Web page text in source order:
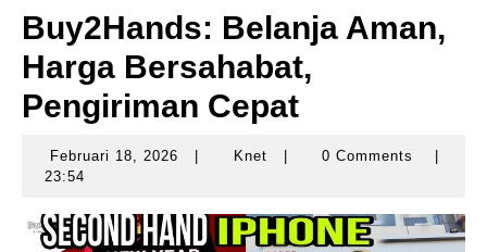
Buy2Hands: Belanja Aman,
Harga Bersahabat,
Pengiriman Cepat
Februari 18, 2026
FebruariKnet Knet 0 Comments
23:54